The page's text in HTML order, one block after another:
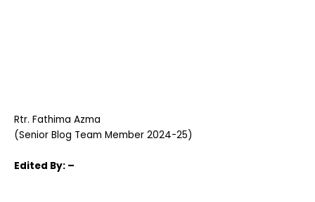
Rtr. Fathima Azma
(Senior Blog Team Member 2024-25)
Edited By: –